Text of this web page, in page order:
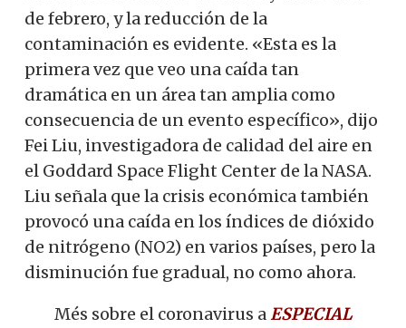
de febrero, y la reducción de la
contaminación es evidente. «Esta es la
primera vez que veo una caída tan
dramática en un área tan amplia como
consecuencia de un evento específico», dijo
Fei Liu, investigadora de calidad del aire en
el Goddard Space Flight Center de la NASA.
Liu señala que la crisis económica también
provocó una caída en los índices de dióxido
de nitrógeno (NO2) en varios países, pero la
disminución fue gradual, no como ahora.
Més sobre el coronavirus aESPECIAL